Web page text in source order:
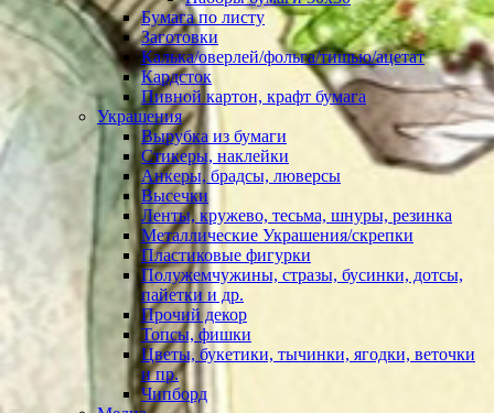
Бумага по листу
Заготовки
Калька/оверлей/фольга/тишью/ацетат
Кардсток
Пивной картон, крафт бумага
Украшения
Вырубка из бумаги
Стикеры, наклейки
Анкеры, брадсы, люверсы
Высечки
Ленты, кружево, тесьма, шнуры, резинка
Металлические Украшения/скрепки
Пластиковые фигурки
Полужемчужины, стразы, бусинки, дотсы,
пайетки и др.
Прочий декор
Топсы, фишки
Цветы, букетики, тычинки, ягодки, веточки
и пр.
Чипборд